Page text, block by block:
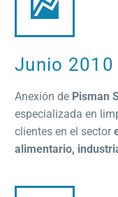
Junio 2010
Anexión de Pisman
especializada en
clientes en el sector
alimentario,